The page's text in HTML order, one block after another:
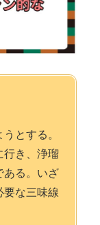
とする。
行き、浄瑠
ある。いざ
要な三味線